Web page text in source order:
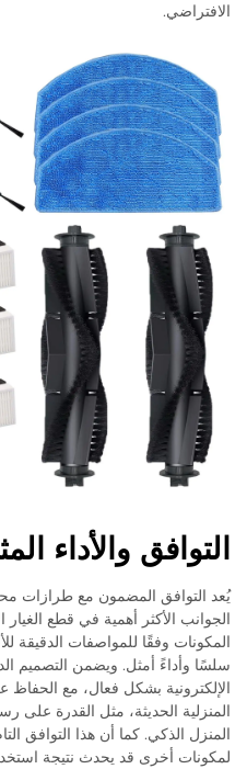
الافتراضي.
التوافق والأداء
يُعد التوافق المضمون مع طرازات
المكونات وفقًا للمواصفات الدقيقة
سلسًا وأداءً أمثل. ويضمن التصميم
الإلكترونية بشكل فعال، مع الحفاظ
المنزلية الحديثة، مثل القدرة على
المنزل الذكي. كما أن هذا التوافق
لمكونات أخرى قد يحدث نتيجة